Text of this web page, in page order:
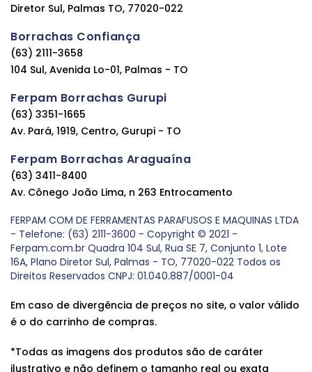
Diretor Sul, Palmas TO, 77020-022
Borrachas Confiança
(63) 2111-3658
104 Sul, Avenida Lo-01, Palmas - TO
Ferpam Borrachas Gurupi
(63) 3351-1665
Av. Pará, 1919, Centro, Gurupi - TO
Ferpam Borrachas Araguaína
(63) 3411-8400
Av. Cônego João Lima, n 263 Entrocamento
FERPAM COM DE FERRAMENTAS PARAFUSOS E MAQUINAS LTDA
- Telefone: (63) 2111-3600 - Copyright © 2021 -
Ferpam.com.br Quadra 104 Sul, Rua SE 7, Conjunto 1, Lote
16A, Plano Diretor Sul, Palmas - TO, 77020-022 Todos os
Direitos Reservados CNPJ: 01.040.887/0001-04
Em caso de divergência de preços no site, o valor válido
é o do carrinho de compras.
*Todas as imagens dos produtos são de caráter
ilustrativo e não definem o tamanho real ou exata